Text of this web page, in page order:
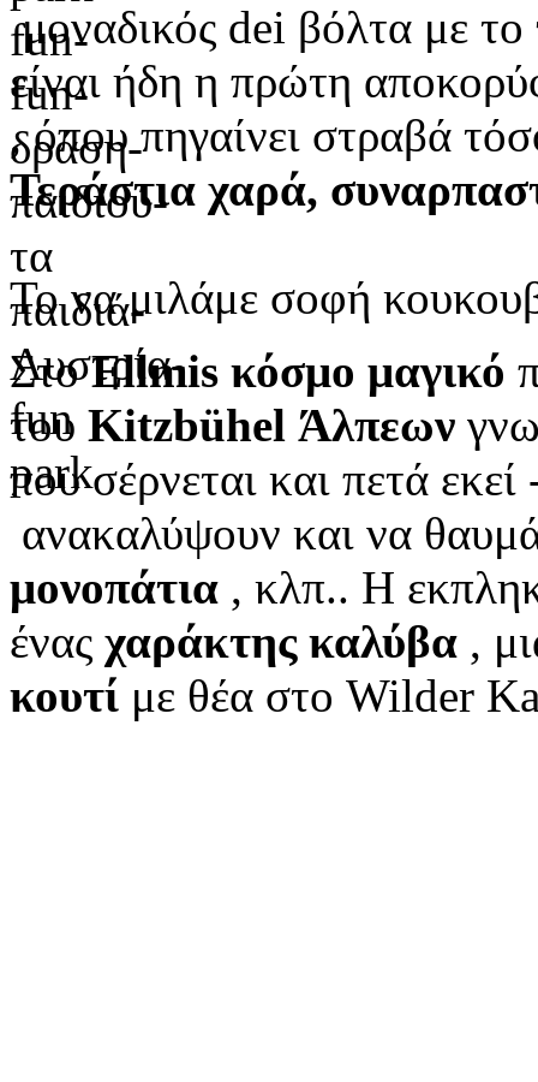
μοναδικός dei βόλτα με το
είναι ήδη η πρώτη
, όπου πηγαίνει στραβά
Τεράστια χαρά,
Το να μιλάμε σοφή
ΣτοEllmis κόσμο μαγικό
του Kitzbühel Άλπεων
που σέρνεται και πετά εκεί
ανακαλύψουν και να
μονοπάτια , κλπ.. Η
ένας χαράκτης καλύβα ,
κουτί με θέα στο Wilder